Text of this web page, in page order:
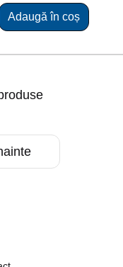
Adaugă în coș